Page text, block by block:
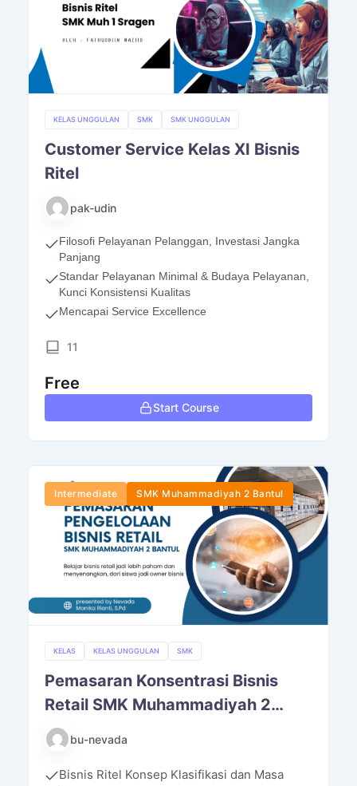
KELAS UNGGULAN SMK SMK UNGGULAN
Customer Service Kelas XI Bisnis
Ritel
pak-udin
Filosofi Pelayanan Pelanggan, Investasi Jangka
Panjang
Standar Pelayanan Minimal & Budaya Pelayanan,
Kunci Konsistensi Kualitas
Mencapai Service Excellence
11
Free
Start Course
Intermediate SMK Muhammadiyah 2 Bantul
KELAS KELAS UNGGULAN SMK
Pemasaran Konsentrasi Bisnis
Retail SMK Muhammadiyah 2
Bantul
bu-nevada
Bisnis Ritel Konsep Klasifikasi dan Masa